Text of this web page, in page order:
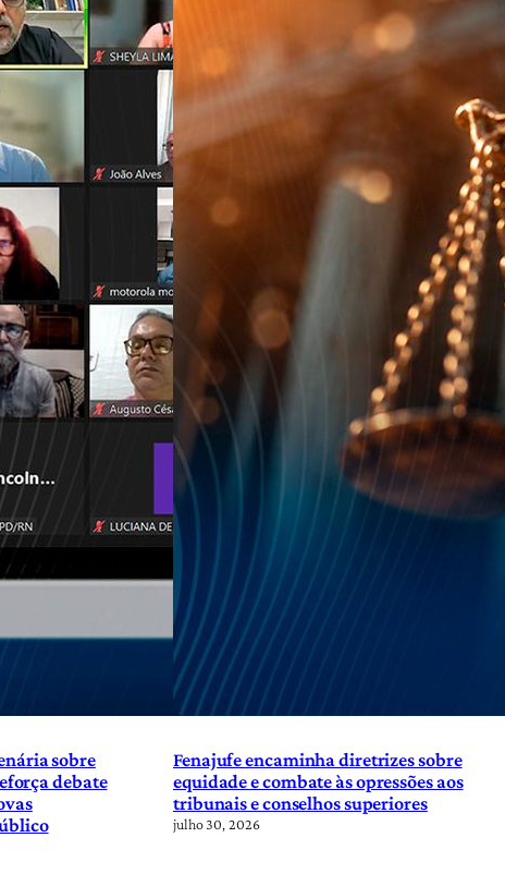
sobre
debate
Fenajufe encaminha diretrizes sobre
equidade e combate às opressões aos
tribunais e conselhos superiores
julho 30, 2026